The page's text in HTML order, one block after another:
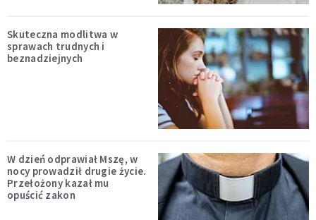
Skuteczna modlitwa w
sprawach trudnych i
beznadziejnych
W dzień odprawiał Mszę, w
nocy prowadził drugie życie.
Przełożony kazał mu
opuścić zakon